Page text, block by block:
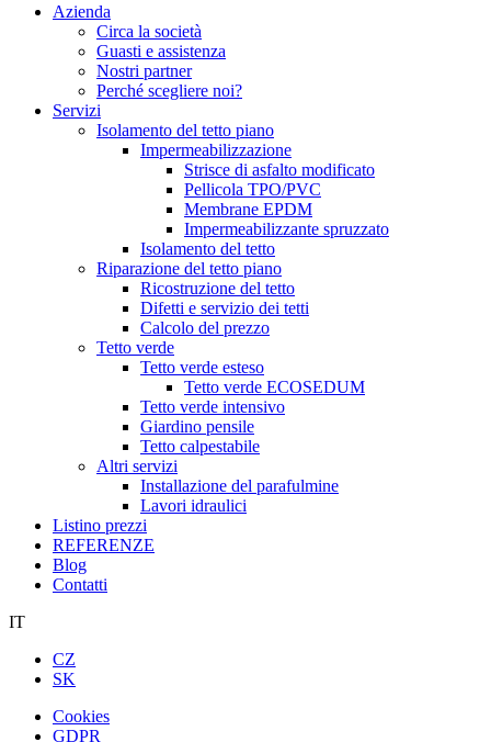
Azienda
Circa la società
Guasti e assistenza
Nostri partner
Perché scegliere noi?
Servizi
Isolamento del tetto piano
Impermeabilizzazione
Strisce di asfalto modificato
Pellicola TPO/PVC
Membrane EPDM
Impermeabilizzante spruzzato
Isolamento del tetto
Riparazione del tetto piano
Ricostruzione del tetto
Difetti e servizio dei tetti
Calcolo del prezzo
Tetto verde
Tetto verde esteso
Tetto verde ECOSEDUM
Tetto verde intensivo
Giardino pensile
Tetto calpestabile
Altri servizi
Installazione del parafulmine
Lavori idraulici
Listino prezzi
REFERENZE
Blog
Contatti
IT
CZ
SK
Cookies
GDPR